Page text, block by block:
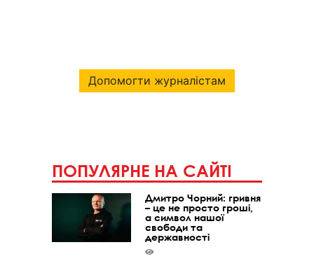
Допомогти журналістам
ПОПУЛЯРНЕ НА САЙТІ
Дмитро Чорний: гривня
– це не просто гроші,
а символ нашої
свободи та
державності